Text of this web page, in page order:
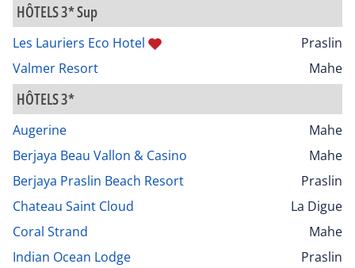
HÔTELS 3* Sup
Les Lauriers Eco Hotel
Praslin
Valmer Resort
Mahe
HÔTELS 3*
Augerine
Mahe
Berjaya Beau Vallon & Casino
Mahe
Berjaya Praslin Beach Resort
Praslin
Chateau Saint Cloud
La Digue
Coral Strand
Mahe
Indian Ocean Lodge
Praslin